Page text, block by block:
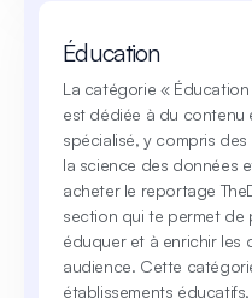
Éducation
La catégorie «
est dédiée à du contenu
spécialisé, y compris
la science des données
acheter le reportage
section qui te permet de
éduquer et à enrichir les
audience. Cette
établissements